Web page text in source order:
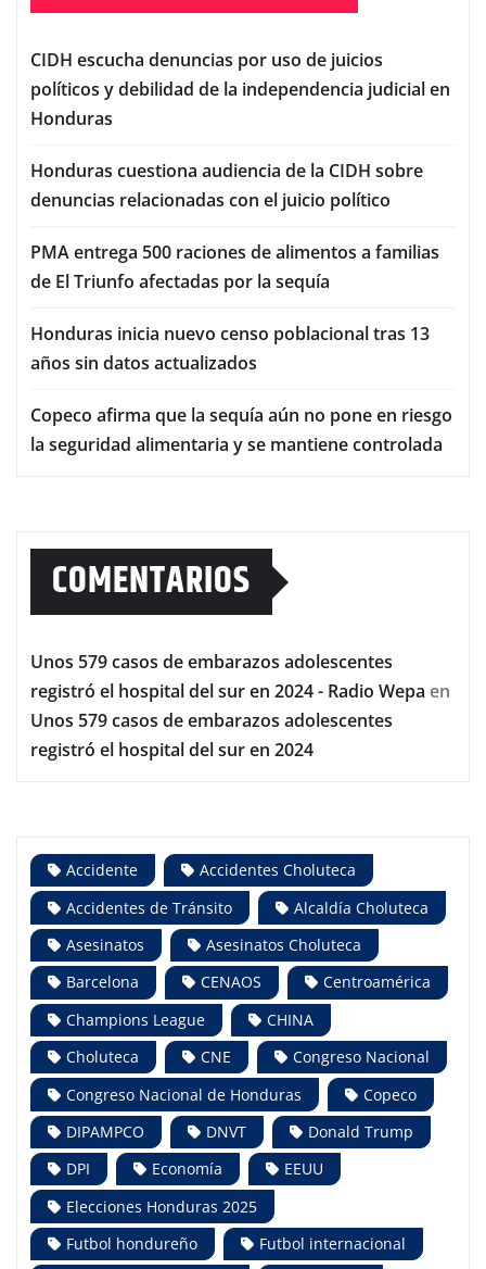
CIDH escucha denuncias por uso de juicios
políticos y debilidad de la independencia judicial en
Honduras
Honduras cuestiona audiencia de la CIDH sobre
denuncias relacionadas con el juicio político
PMA entrega 500 raciones de alimentos a familias
de El Triunfo afectadas por la sequía
Honduras inicia nuevo censo poblacional tras 13
años sin datos actualizados
Copeco afirma que la sequía aún no pone en riesgo
la seguridad alimentaria y se mantiene controlada
COMENTARIOS
Unos 579 casos de embarazos adolescentes
registró el hospital del sur en 2024 - Radio Wepa en
Unos 579 casos de embarazos adolescentes
registró el hospital del sur en 2024
Accidente
Accidentes Choluteca
Accidentes de Tránsito
Alcaldía Choluteca
Asesinatos
Asesinatos Choluteca
Barcelona
CENAOS
Centroamérica
Champions League
CHINA
Choluteca
CNE
Congreso Nacional
Congreso Nacional de Honduras
Copeco
DIPAMPCO
DNVT
Donald Trump
DPI
Economía
EEUU
Elecciones Honduras 2025
Futbol hondureño
Futbol internacional